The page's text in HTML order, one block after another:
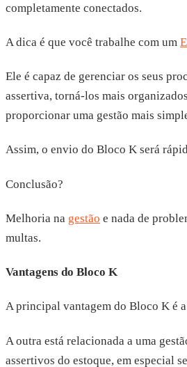
completamente conectados.
A dica é que você trabalhe com um
Ele é capaz de gerenciar os seus
assertiva, torná-los mais
proporcionar uma gestão mais
Assim, o envio do Bloco K será
Conclusão?
Melhoria na gestão e nada de
multas.
Vantagens do Bloco K
A principal vantagem do Bloco K é
A outra está relacionada a uma
assertivos do estoque, em especial